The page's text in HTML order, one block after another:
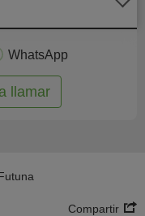
WhatsApp
llamar
Compartir